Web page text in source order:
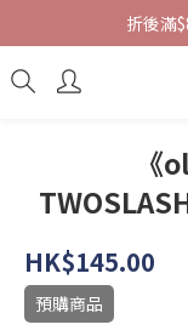
折後滿
《
HK$145.00
預購商品